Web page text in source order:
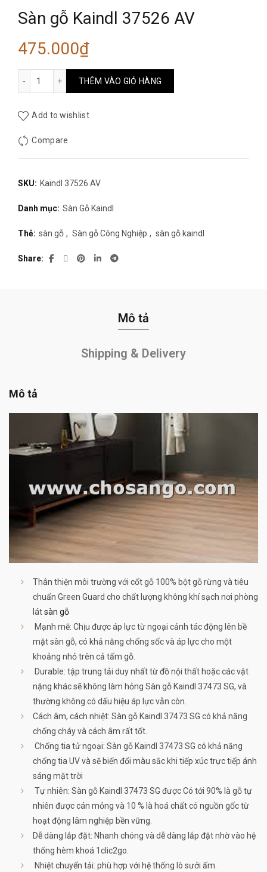
Sàn gỗ Kaindl 37526 AV
475.000₫
Sàn gỗ Kaindl 37526 AV số lượng
THÊM VÀO GIỎ HÀNG
Add to wishlist
Compare
SKU: Kaindl 37526 AV
Danh mục: Sàn Gỗ Kaindl
Thẻ: sàn gỗ , Sàn gỗ Công Nghiệp , sàn gỗ kaindl
Share
Mô tả
Shipping & Delivery
Mô tả
Thân thiện môi trường với cốt gỗ 100% bột gỗ rừng và tiêu
chuẩn Green Guard cho chất lượng không khí sạch nơi phòng
látsàn gỗ
Mạnh mẽ: Chịu được áp lực từ ngoại cảnh tác động lên bề
mặt sàn gỗ, có khả năng chống sốc và áp lực cho một
khoảng nhỏ trên cả tấm gỗ.
Durable: tập trung tải duy nhất từ đồ nội thất hoặc các vật
nặng khác sẽ không làm hỏng Sàn gỗ Kaindl 37473 SG, và
thường không có dấu hiệu áp lực vẫn còn.
Cách âm, cách nhiệt: Sàn gỗ Kaindl 37473 SG có khả năng
chống cháy và cách âm rất tốt.
Chống tia tử ngoại: Sàn gỗ Kaindl 37473 SG có khả năng
chống tia UV và sẽ biến đổi màu sắc khi tiếp xúc trực tiếp ánh
sáng mặt trời
Tự nhiên: Sàn gỗ Kaindl 37473 SG được Có tới 90% là gỗ tự
nhiên được cán mỏng và 10 % là hoá chất có nguồn gốc từ
hoạt động lâm nghiệp bền vững.
Dễ dàng lắp đặt: Nhanh chóng và dễ dàng lắp đặt nhờ vào hệ
thống hèm khoá 1clic2go.
Nhiệt chuyển tải: phù hợp với hệ thống lò sưởi ấm.